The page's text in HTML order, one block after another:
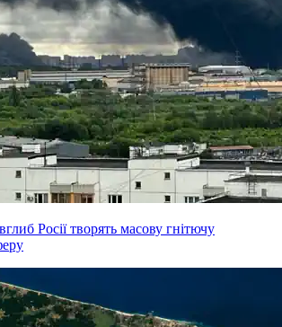
Росії творять масову гнітючу